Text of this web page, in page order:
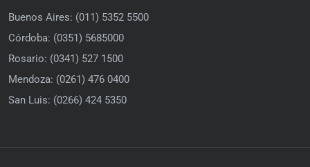
Buenos Aires: (011) 5352 5500
Córdoba: (0351) 5685000
Rosario: (0341) 527 1500
Mendoza: (0261) 476 0400
San Luis: (0266) 424 5350